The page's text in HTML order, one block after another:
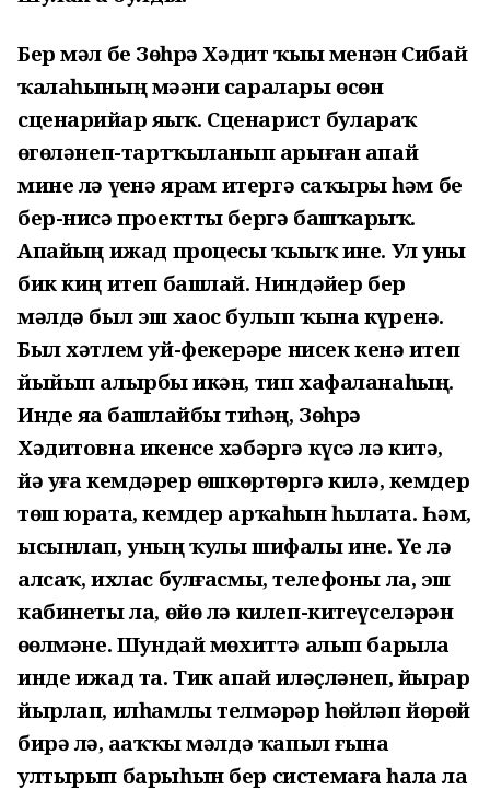
Бер мәл беҙ Зөһрә Хәдит ҡыҙы менән Сибай
ҡалаһының мәҙәни саралары өсөн
сценарийҙар яҙҙыҡ. Сценарист булараҡ
өҙгөләнеп-тартҡыланып арыған апай
мине лә үҙенә ярҙам итергә саҡырҙы һәм беҙ
бер-нисә проектты бергә башҡарҙыҡ.
Апайҙың ижад процесы ҡыҙыҡ ине. Ул уны
бик киң итеп башлай. Ниндәйҙер бер
мәлдә был эш хаос булып ҡына күренә.
Был хәтлем уй-фекерҙәрҙе нисек кенә итеп
йыйып алырбыҙ икән, тип хафаланаһың.
Инде яҙа башлайбыҙ тиһәң, Зөһрә
Хәдитовна икенсе хәбәргә күсә лә китә,
йә уға кемдәрҙер өшкөртөргә килә, кемдер
төш юрата, кемдер арҡаһын һылата. Һәм,
ысынлап, уның ҡулы шифалы ине. Үҙе лә
алсаҡ, ихлас булғасмы, телефоны ла, эш
кабинеты ла, өйө лә килеп-китеүселәрҙән
өҙөлмәне. Шундай мөхиттә алып барыла
инде ижад та. Тик апай иләҫләнеп, йырҙар
йырлап, илһамлы телмәрҙәр һөйләп йөрөй
бирә лә, аҙаҡҡы мәлдә ҡапыл ғына
ултырып барыһын бер системаға һала ла